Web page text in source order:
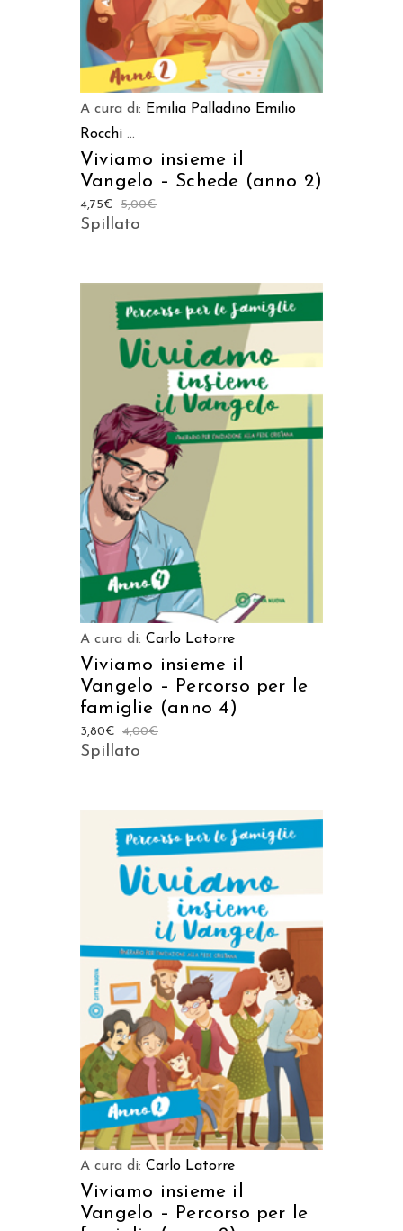
A cura di: Emilia Palladino Emilio
Rocchi ...
Viviamo insieme il
Vangelo – Schede (anno 2)
5,00€
4,75€
Spillato
AGGIUNGI AL CARRELLO
A cura di: Carlo Latorre
Viviamo insieme il
Vangelo – Percorso per le
famiglie (anno 4)
4,00€
3,80€
Spillato
AGGIUNGI AL CARRELLO
A cura di: Carlo Latorre
Viviamo insieme il
Vangelo – Percorso per le